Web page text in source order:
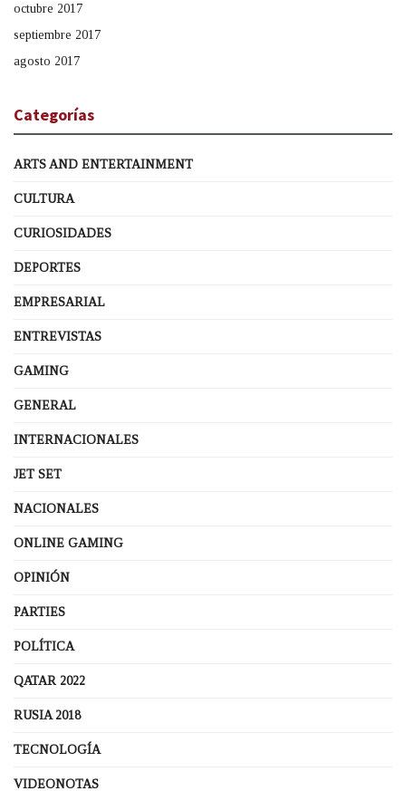
octubre 2017
septiembre 2017
agosto 2017
Categorías
ARTS AND ENTERTAINMENT
CULTURA
CURIOSIDADES
DEPORTES
EMPRESARIAL
ENTREVISTAS
GAMING
GENERAL
INTERNACIONALES
JET SET
NACIONALES
ONLINE GAMING
OPINIÓN
PARTIES
POLÍTICA
QATAR 2022
RUSIA 2018
TECNOLOGÍA
VIDEONOTAS